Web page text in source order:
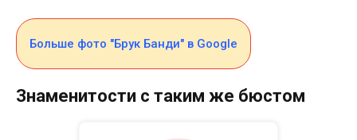
Больше фото "Брук Банди" в Google
Знаменитости с таким же бюстом